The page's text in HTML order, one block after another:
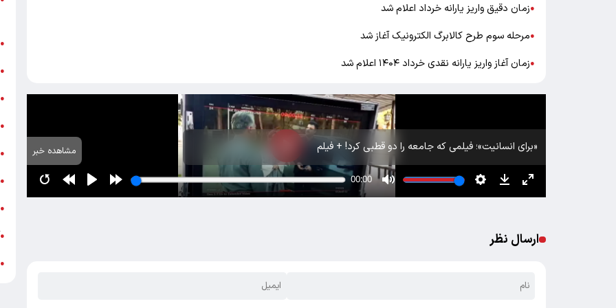
●زمان دقیق واریز یارانه خرداد اعلام شد
●مرحله سوم طرح کالابرگ الکترونیک آغاز شد
●زمان آغاز واریز یارانه نقدی خرداد ۱۴۰۴ اعلام شد
«برای انسانیت»؛ فیلمی که جامعه را دو قطبی کرد! + فیلم مشاهده خبر
ارسال نظر
●
●
●
●
●
●
●
●
●